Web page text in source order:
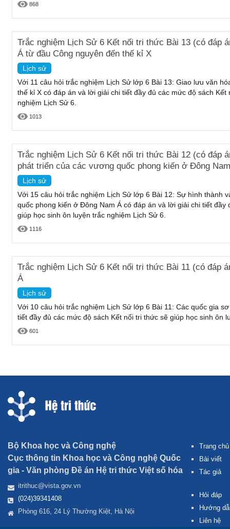
868
Trắc nghiệm Lịch Sử 6 Kết nối tri thức Bài 13 (có đáp
Á từ đầu Công nguyên đến thế kỉ X
Lịch sử
Với 11 câu hỏi trắc nghiệm Lịch Sử lớp 6 Bài 13: Giao lưu văn
thế kỉ X có đáp án và lời giải chi tiết đầy đủ các mức độ sách
nghiệm Lịch Sử 6.
1013
Trắc nghiệm Lịch Sử 6 Kết nối tri thức Bài 12 (có đáp
phát triển của các vương quốc phong kiến ở Đông
Lịch sử
Với 15 câu hỏi trắc nghiệm Lịch Sử lớp 6 Bài 12: Sự hình thành
quốc phong kiến ở Đông Nam Á có đáp án và lời giải chi tiết
giúp học sinh ôn luyện trắc nghiệm Lịch Sử 6.
1116
Trắc nghiệm Lịch Sử 6 Kết nối tri thức Bài 11 (có đáp
Á
Lịch sử
Với 10 câu hỏi trắc nghiệm Lịch Sử lớp 6 Bài 11: Các quốc gia
tiết đầy đủ các mức độ sách Kết nối tri thức sẽ giúp học sinh ôn
601
Bộ Khoa học và Công nghệ
Cục thông tin Khoa học và Công nghệ Quốc
gia - Văn phòng Đề án Hệ tri thức Việt số hóa
itrithuc@vista.gov.vn
(024)39341408
Phòng 616, 24 Lý Thường Kiệt, Hà Nội
Trang chủ
Bài viết
Tác giả
Hỏi đáp
Hướng
Liên hệ